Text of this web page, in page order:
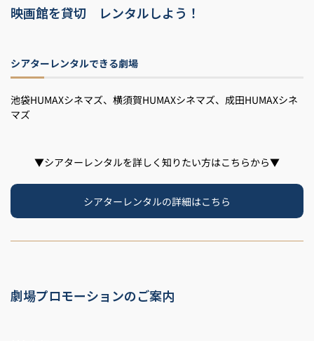
映画館を貸切 レンタルしよう！
シアターレンタルできる劇場
池袋HUMAXシネマズ、横須賀HUMAXシネマズ、成田HUMAXシネ
マズ
▼シアターレンタルを詳しく知りたい方はこちらから▼
シアターレンタルの詳細はこちら
劇場プロモーションのご案内